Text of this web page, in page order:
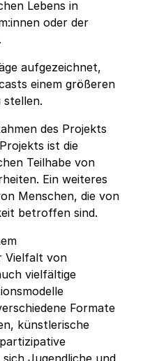
Lebens in
oder der
aufgezeichnet,
einem größeren
stellen.
des Projekts
ist die
Teilhabe von
Ein weiteres
Menschen, die von
betroffen sind.
Vielfalt von
vielfältige
Formate
künstlerische